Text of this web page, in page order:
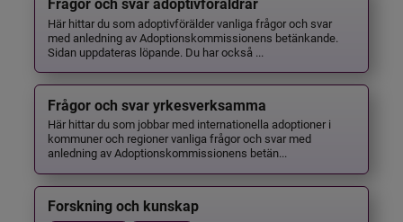
Frågor och svar adoptivföräldrar
Här hittar du som adoptivförälder vanliga frågor och svar
med anledning av Adoptionskommissionens betänkande.
Sidan uppdateras löpande. Du har också ...
Frågor och svar yrkesverksamma
Här hittar du som jobbar med internationella adoptioner i
kommuner och regioner vanliga frågor och svar med
anledning av Adoptionskommissionens betän...
Forskning och kunskap